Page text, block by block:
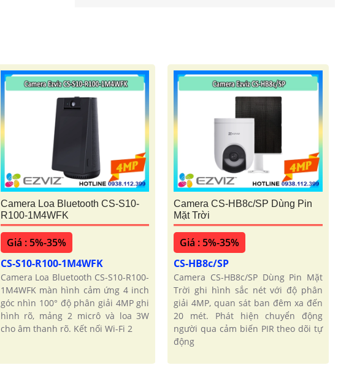
Camera Loa Bluetooth CS-S10-
R100-1M4WFK
Giá : 5%-35%
CS-S10-R100-1M4WFK
Camera Loa Bluetooth CS-S10-R100-
1M4WFK màn hình cảm ứng 4 inch
góc nhìn 100° độ phân giải 4MP ghi
hình rõ, mảng 2 micrô và loa 3W
cho âm thanh rõ. Kết nối Wi-Fi 2
Camera CS-HB8c/SP Dùng Pin
Mặt Trời
Giá : 5%-35%
CS-HB8c/SP
Camera CS-HB8c/SP Dùng Pin Mặt
Trời ghi hình sắc nét với độ phân
giải 4MP, quan sát ban đêm xa đến
20 mét. Phát hiện chuyển động
người qua cảm biến PIR theo dõi tự
động